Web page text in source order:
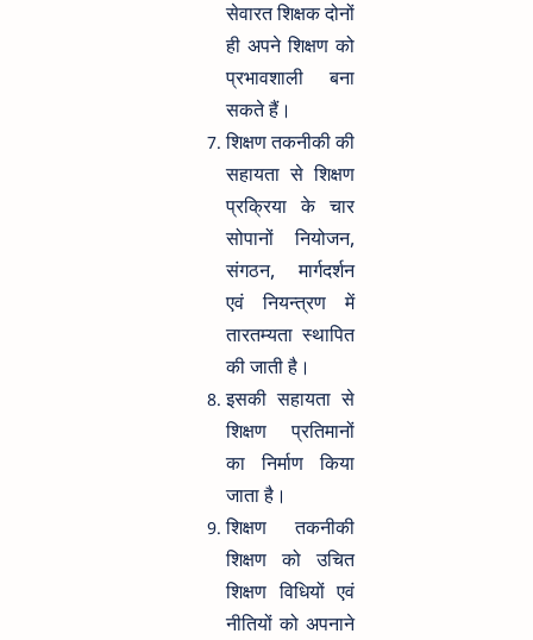
सेवारत शिक्षक दोनों
ही अपने शिक्षण को
प्रभावशाली बना
सकते हैं।
शिक्षण तकनीकी की
सहायता से शिक्षण
प्रक्रिया के चार
सोपानों नियोजन,
संगठन, मार्गदर्शन
एवं नियन्त्रण में
तारतम्यता स्थापित
की जाती है।
इसकी सहायता से
शिक्षण प्रतिमानों
का निर्माण किया
जाता है।
शिक्षण तकनीकी
शिक्षण को उचित
शिक्षण विधियों एवं
नीतियों को अपनाने